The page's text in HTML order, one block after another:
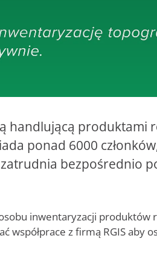
handlującą produktami
ponad 6000
bezpośrednio
inwentaryzacji produktów
współprace z firmą RGIS aby